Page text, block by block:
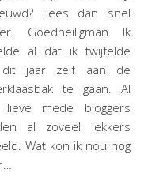
Lees dan snel
Goedheiligman Ik
al dat ik twijfelde
jaar zelf aan de
te gaan. Al
lieve mede bloggers
al zoveel lekkers
Wat kon ik nou nog